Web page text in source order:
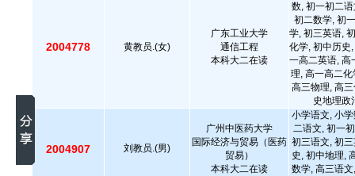
2004778 黄教员.(女)
广东工业大学
通信工程
本科大二在读
数, 初一初二
初二数学, 初
学, 初三英语,
化学, 初中历史
一高二英语, 高
理, 高一高二
高三物理, 高
史地理政
2004907 刘教员.(男)
广州中医药大学
国际经济与贸易（医药
贸易）
本科大二在读
小学语文, 小
二语文, 初一
初三语文, 初
史, 初中地理,
数学, 高三语